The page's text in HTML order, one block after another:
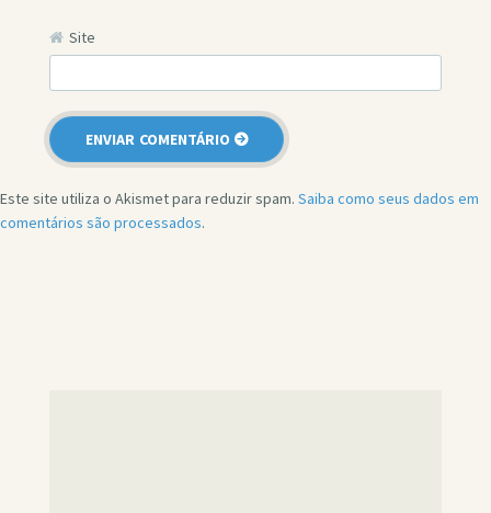
Site
Este site utiliza o Akismet para reduzir spam. Saiba como seus dados em
comentários são processados.